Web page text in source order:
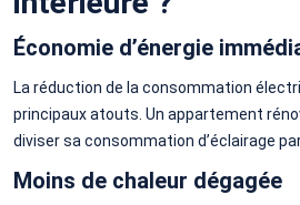
Économie d’énergie
La réduction de la consommation
principaux atouts. Un appartement
diviser sa consommation d’éclairage
Moins de chaleur dégagée